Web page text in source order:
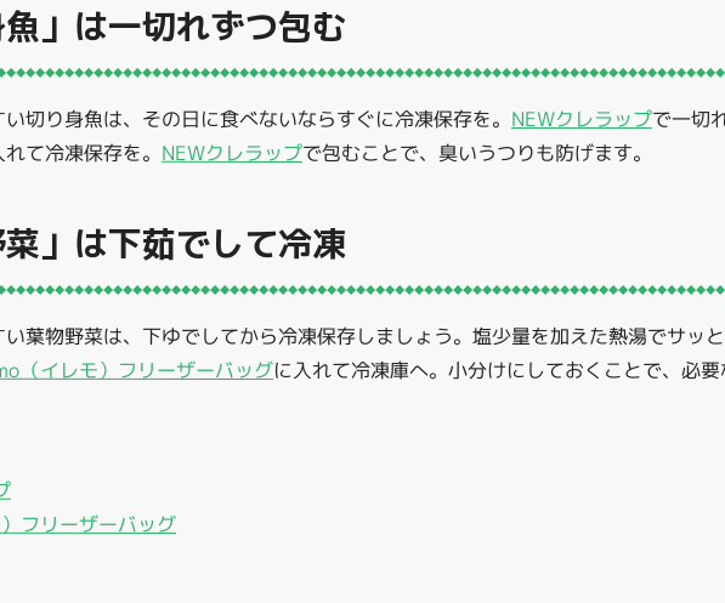
魚」は一切れずつ包む
切り身魚は、その日に食べないならすぐに冷凍保存を。 NEWクレラップで一切
て冷凍保存を。 NEWクレラップで包むことで、臭いうつりも防げます。
菜」は下茹でして冷凍
葉物野菜は、下ゆでしてから冷凍保存しましょう。塩少量を加えた熱湯でサッ
（イレモ）フリーザーバッグに入れて冷凍庫へ。小分けにしておくことで、必
フリーザーバッグ